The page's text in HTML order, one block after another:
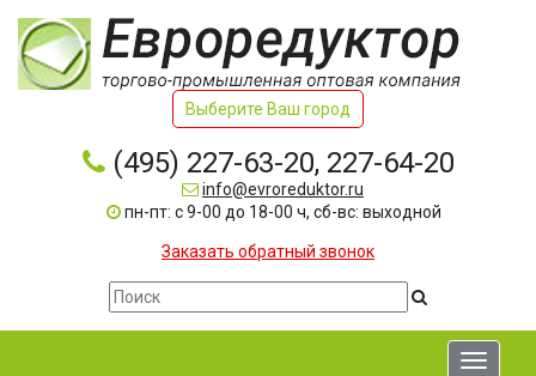
Выберите Ваш город
(495) 227-63-20, 227-64-20
info@evroreduktor.ru
пн-пт: с 9-00 до 18-00 ч, сб-вс: выходной
Заказать обратный звонок
Toggle